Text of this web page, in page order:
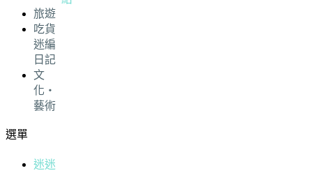
旅遊
吃貨
迷編
日記
文
化・
藝術
選單
迷迷